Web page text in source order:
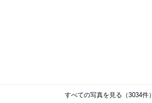
すべての写真を見る（3034件）